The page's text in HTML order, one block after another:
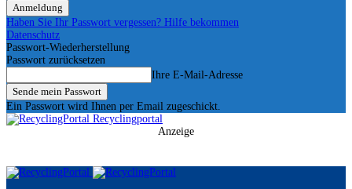
Haben Sie Ihr Passwort vergessen? Hilfe bekommen
Datenschutz
Passwort-Wiederherstellung
Passwort zurücksetzen
Ihre E-Mail-Adresse
Ein Passwort wird Ihnen per Email zugeschickt.
Recyclingportal
Anzeige